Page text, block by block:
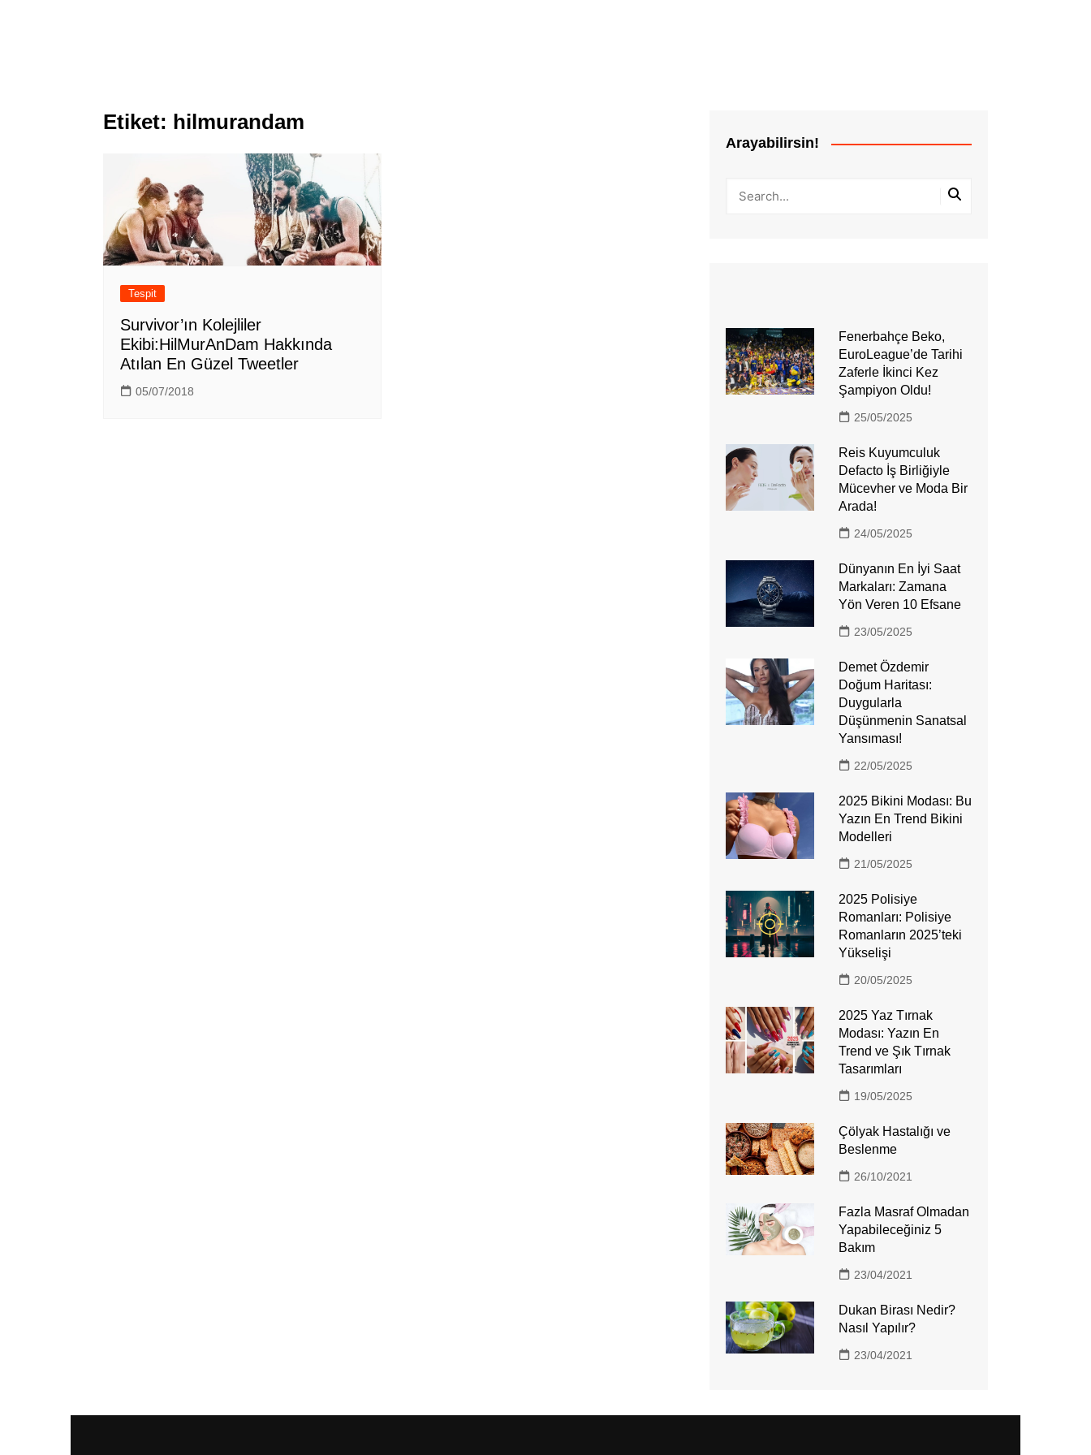
Etiket: hilmurandam
Tespit
Survivor’ın Kolejliler
Ekibi:HilMurAnDam Hakkında
Atılan En Güzel Tweetler
05/07/2018
Arayabilirsin!
Fenerbahçe Beko,
EuroLeague’de Tarihi
Zaferle İkinci Kez
Şampiyon Oldu!
25/05/2025
Reis Kuyumculuk
Defacto İş Birliğiyle
Mücevher ve Moda Bir
Arada!
24/05/2025
Dünyanın En İyi Saat
Markaları: Zamana
Yön Veren 10 Efsane
23/05/2025
Demet Özdemir
Doğum Haritası:
Duygularla
Düşünmenin Sanatsal
Yansıması!
22/05/2025
2025 Bikini Modası: Bu
Yazın En Trend Bikini
Modelleri
21/05/2025
2025 Polisiye
Romanları: Polisiye
Romanların 2025’teki
Yükselişi
20/05/2025
2025 Yaz Tırnak
Modası: Yazın En
Trend ve Şık Tırnak
Tasarımları
19/05/2025
Çölyak Hastalığı ve
Beslenme
26/10/2021
Fazla Masraf Olmadan
Yapabileceğiniz 5
Bakım
23/04/2021
Dukan Birası Nedir?
Nasıl Yapılır?
23/04/2021